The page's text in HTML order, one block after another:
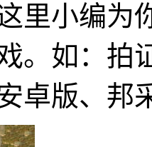
里小编为
。如：拍
卓版、邦